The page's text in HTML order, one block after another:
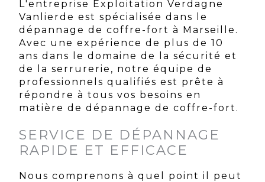
L'entreprise Exploitation Verdagne
Vanlierde est spécialisée dans le
dépannage de coffre-fort à Marseille.
Avec une expérience de plus de 10
ans dans le domaine de la sécurité et
de la serrurerie, notre équipe de
professionnels qualifiés est prête à
répondre à tous vos besoins en
matière de dépannage de coffre-fort.
SERVICE DE DÉPANNAGE
RAPIDE ET EFFICACE
Nous comprenons à quel point il peut